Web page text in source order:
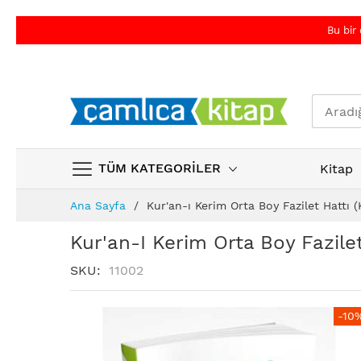
Bu bir
TÜM KATEGORİLER Kitap
Ana Sayfa Kur'an-ı Kerim Orta Boy Fazilet Hattı
Kur'an-I Kerim Orta Boy
SKU 11002
-